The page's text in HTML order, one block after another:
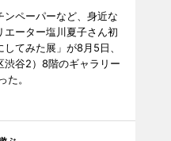
ンペーパーなど、身近な
エーター塩川夏子さん初
てみた展」が8月5日、
渋谷2）8階のギャラリー
た。